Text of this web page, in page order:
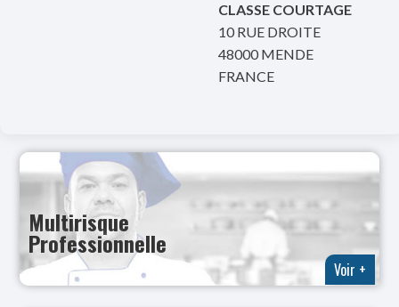
CLASSE COURTAGE
10 RUE DROITE
48000 MENDE
FRANCE
Multirisque
Professionnelle
Voir +